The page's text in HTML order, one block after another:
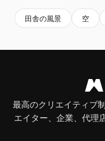
田舎の風景 空
最高のクリエイティブ
エイター、企業、代理